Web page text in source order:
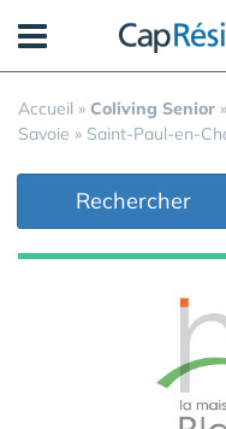
Accueil » Coliving Senior »
Savoie » Saint-Paul-en-
Rechercher